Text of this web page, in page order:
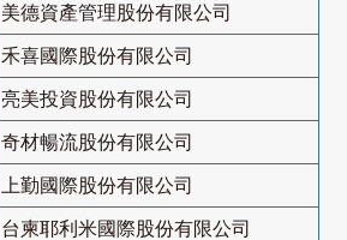
美德資產管理股份有限公司
禾喜國際股份有限公司
亮美投資股份有限公司
奇材暢流股份有限公司
上勤國際股份有限公司
台柬耶利米國際股份有限公司